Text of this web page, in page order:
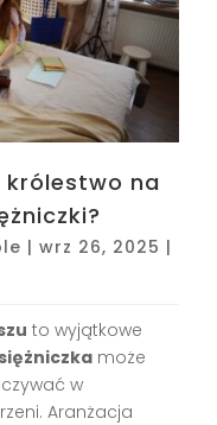
na
|wrz 26, 2025 |
to wyjątkowe
może
w
Aranżacja